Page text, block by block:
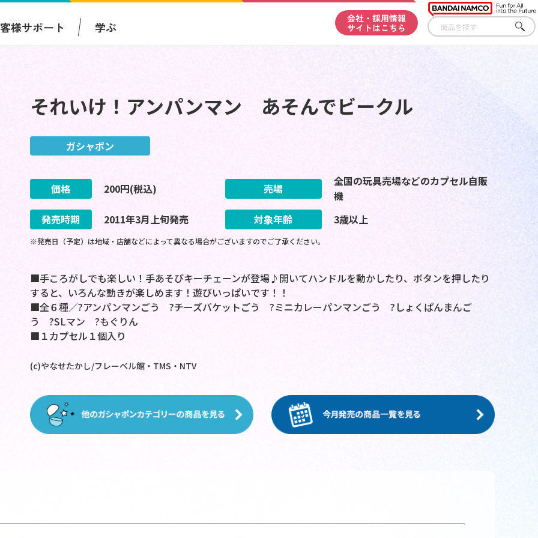
様サポート 学ぶ
会社・採用情報
サイトはこちら
さが
す
それいけ！アンパンマン あそんでビークル
ガシャポン
価格 200円(税込) 売場
全国の玩具売場などのカプセル自販
機
発売時期
2011年3月上旬発売 対象年齢 3歳以上
※発売日（予定）は地域・店舗などによって異なる場合がございますのでご了承ください。
■手ころがしでも楽しい！手あそびキーチェーンが登場♪開いてハンドルを動かしたり、ボタンを押したり
すると、いろんな動きが楽しめます！遊びいっぱいです！！
■全６種／?アンパンマンごう ?チーズバケットごう ?ミニカレーパンマンごう ?しょくぱんまんご
う ?SLマン ?もぐりん
■１カプセル１個入り
(c)やなせたかし/フレーベル館・TMS・NTV